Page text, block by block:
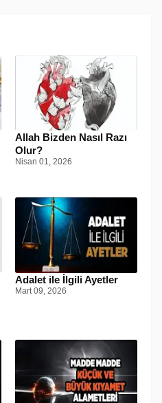
Allah Bizden Nasıl Razı
Olur?
Nisan 01, 2026
Adalet ile İlgili Ayetler
Mart 09, 2026